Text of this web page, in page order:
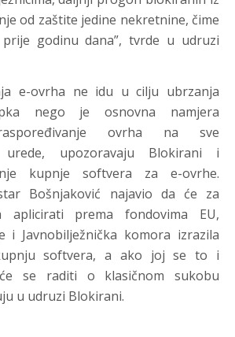
od zaštite jedine nekretnine, čime
godinu dana”, tvrde u udruzi
e-ovrha ne idu u cilju ubrzanja
nego je osnovna namjera
ovrha na sve
urede, upozoravaju Blokirani i
kupnje softvera za e-ovrhe.
Bošnjaković najavio da će za
aplicirati prema fondovima EU,
i Javnobilježnička komora izrazila
softvera, a ako joj se to i
se raditi o klasičnom sukobu
u udruzi Blokirani.